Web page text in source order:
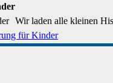
Wir laden alle kleinen
für Kinder